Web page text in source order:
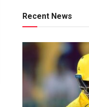
Recent News